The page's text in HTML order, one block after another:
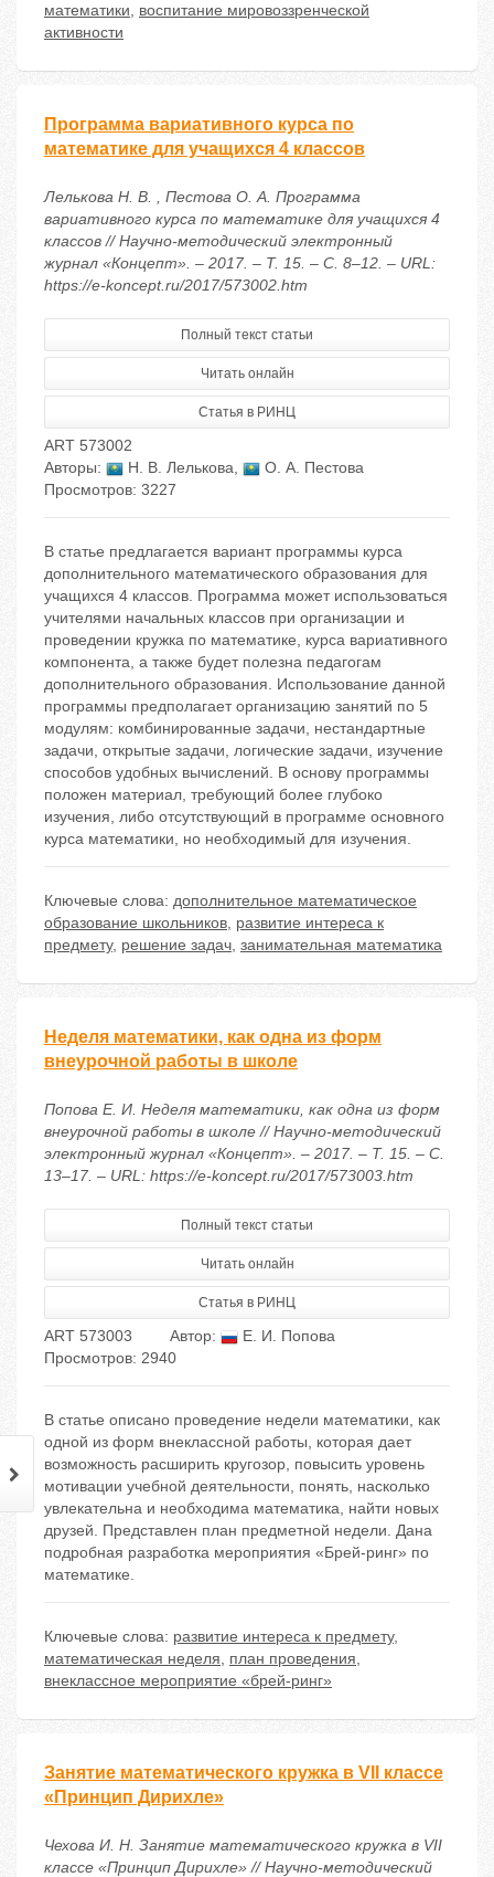
математики, воспитание мировоззренческой
активности
Программа вариативного курса по
математике для учащихся 4 классов
Лелькова Н. В. , Пестова О. А. Программа
вариативного курса по математике для учащихся 4
классов // Научно-методический электронный
журнал «Концепт». – 2017. – Т. 15. – С. 8–12. – URL:
https://e-koncept.ru/2017/573002.htm
Полный текст статьи
Читать онлайн
Статья в РИНЦ
ART 573002
Авторы:
Н. В. Лелькова,
О. А. Пестова
Просмотров: 3227
В статье предлагается вариант программы курса
дополнительного математического образования для
учащихся 4 классов. Программа может использоваться
учителями начальных классов при организации и
проведении кружка по математике, курса вариативного
компонента, а также будет полезна педагогам
дополнительного образования. Использование данной
программы предполагает организацию занятий по 5
модулям: комбинированные задачи, нестандартные
задачи, открытые задачи, логические задачи, изучение
способов удобных вычислений. В основу программы
положен материал, требующий более глубоко
изучения, либо отсутствующий в программе основного
курса математики, но необходимый для изучения.
Ключевые слова: дополнительное математическое
образование школьников, развитие интереса к
предмету, решение задач, занимательная математика
Неделя математики, как одна из форм
внеурочной работы в школе
Попова Е. И. Неделя математики, как одна из форм
внеурочной работы в школе // Научно-методический
электронный журнал «Концепт». – 2017. – Т. 15. – С.
13–17. – URL: https://e-koncept.ru/2017/573003.htm
Полный текст статьи
Читать онлайн
Статья в РИНЦ
ART 573003 Автор:
Е. И. Попова
Просмотров: 2940
В статье описано проведение недели математики, как
одной из форм внеклассной работы, которая дает
возможность расширить кругозор, повысить уровень
мотивации учебной деятельности, понять, насколько
увлекательна и необходима математика, найти новых
друзей. Представлен план предметной недели. Дана
подробная разработка мероприятия «Брей-ринг» по
математике.
Ключевые слова: развитие интереса к предмету,
математическая неделя, план проведения,
внеклассное мероприятие «брей-ринг»
Занятие математического кружка в VII классе
«Принцип Дирихле»
Чехова И. Н. Занятие математического кружка в VII
классе «Принцип Дирихле» // Научно-методический